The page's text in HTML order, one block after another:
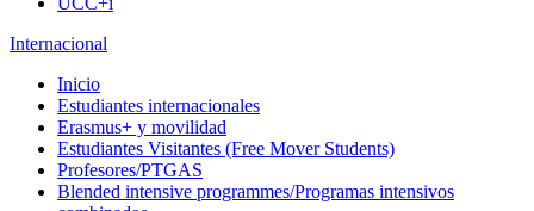
Internacional
Inicio
Estudiantes internacionales
Erasmus+ y movilidad
Estudiantes Visitantes (Free Mover Students)
Profesores/PTGAS
Blended intensive programmes/Programas intensivos